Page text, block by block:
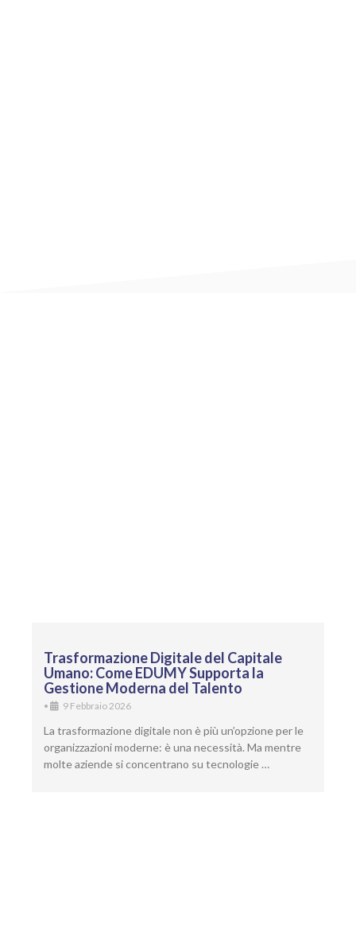
Trasformazione Digitale del Capitale
Umano: Come EDUMY Supporta la
Gestione Moderna del Talento
• 9 Febbraio 2026
La trasformazione digitale non è più un’opzione per le
organizzazioni moderne: è una necessità. Ma mentre
molte aziende si concentrano su tecnologie …